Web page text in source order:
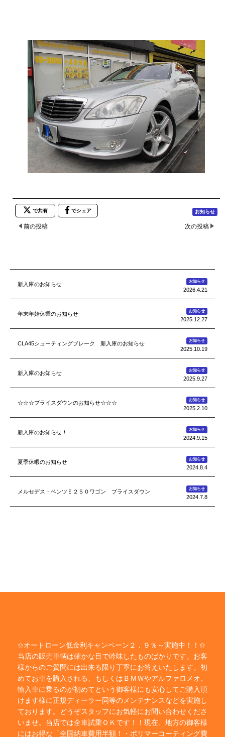
で共有 でシェア お知らせ
前の投稿 次の投稿
新入庫のお知らせ お知らせ
2026.4.21
年末年始休業のお知らせ お知らせ
2025.12.27
CLA45シューティングブレーク 新入庫のお知らせ お知らせ
2025.10.19
新入庫のお知らせ お知らせ
2025.9.27
☆☆☆プライスダウンのお知らせ☆☆☆ お知らせ
2025.2.10
新入庫のお知らせ！ お知らせ
2024.9.15
夏季休暇のお知らせ お知らせ
2024.8.4
メルセデス・ベンツＥ２５０ワゴン プライスダウン お知らせ
2024.7.8
✩オートローン低金利キャンペーン２．９％～実施中！！✩
当店の販売車輌は確かな目で吟味したものばかりです。お客
様からのご質問には出来る限り丁寧にお答えいたします。初
めてお車を購入される、もしくはＢＭＷやアルファロメオ、
輸入車に乗るのが初めてという御客様にも安心してご購入頂
けます様に正規ディーラー同等のメンテナンスなどを実施し
ております。どうぞスタッフにお気軽にお問い合わせくださ
いませ。当店では全車試乗ＯＫです！！現在、地方の御客様
にはお得な「全国納車費用半額！・ポリマーコーティング費